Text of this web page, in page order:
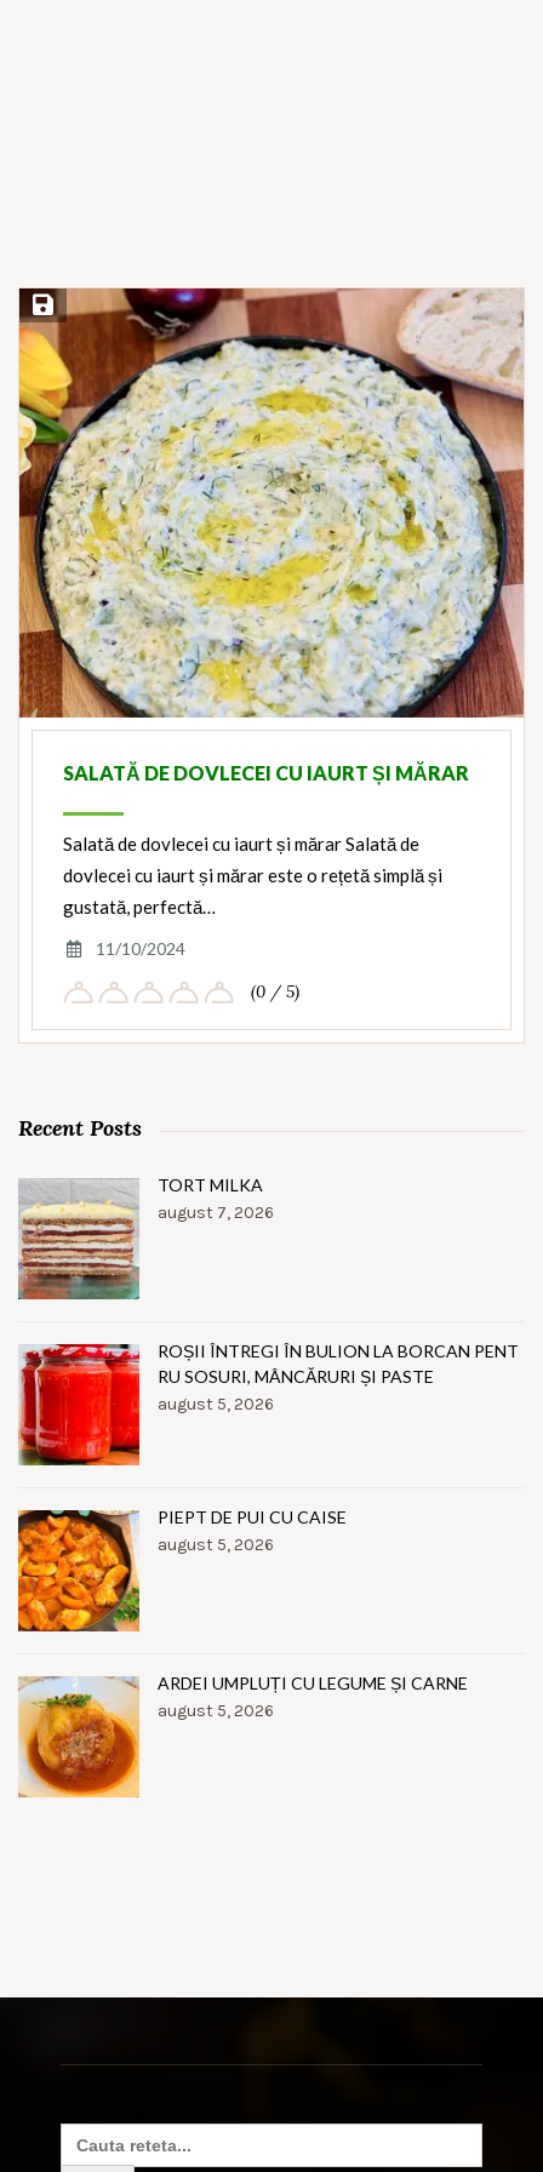
Save Recipe
SALATĂ DE DOVLECEI CU IAURT ȘI MĂRAR
Salată de dovlecei cu iaurt și mărar Salată de
dovlecei cu iaurt și mărar este o rețetă simplă și
gustată, perfectă…
11/10/2024
(0 / 5)
Recent Posts
TORT MILKA
august 7, 2026
ROȘII ÎNTREGI ÎN BULION LA BORCAN PENT
RU SOSURI, MÂNCĂRURI ȘI PASTE
august 5, 2026
PIEPT DE PUI CU CAISE
august 5, 2026
ARDEI UMPLUȚI CU LEGUME ȘI CARNE
august 5, 2026
Search
for: